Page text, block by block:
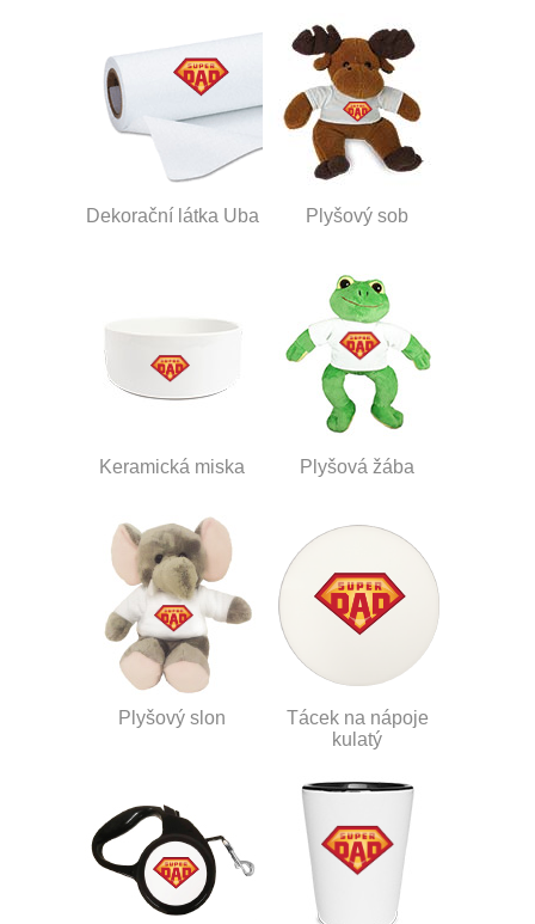
Dekorační látka Uba Plyšový sob
Keramická miska Plyšová žába
Plyšový slon
Tácek na nápoje
kulatý